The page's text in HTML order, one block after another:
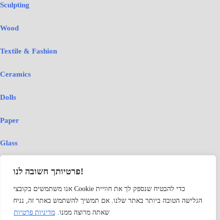
פרטיותך חשובה לנו!
אנו משתמשים בקובצי Cookie כדי להבטיח שנספק לך את חוויית
הגלישה הטובה ביותר באתר שלנו. אם תמשיך להשתמש באתר זה, נניח
שאתה מרוצה ממנו. מדיניות פרטיות
list
Sculpting
Wood
Textile & Fashion
Ceramics
Dolls
Paper
Glass
Judaica
Lifestyle
Games